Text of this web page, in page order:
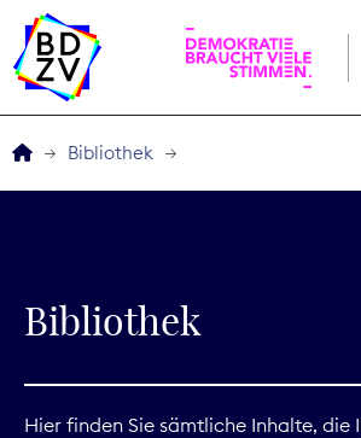
Service
Bibliothek
Bibliothek
Hier finden Sie sämtliche Inhalte, die